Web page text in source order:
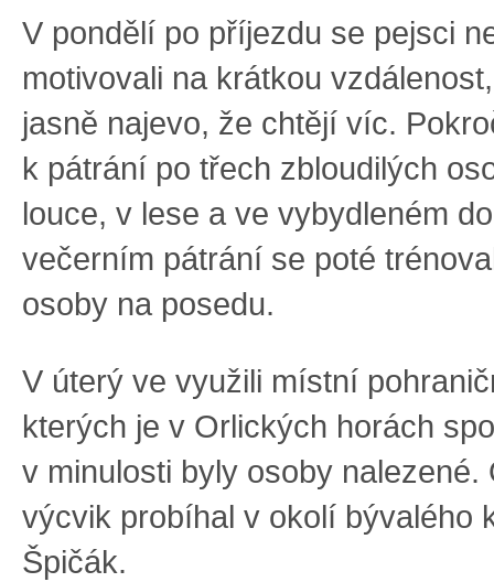
V pondělí po příjezdu se pejsci
motivovali na krátkou
jasně najevo, že chtějí víc.
k pátrání po třech zbloudilých
louce, v lese a ve vybydleném
večerním pátrání se poté
osoby na posedu.
V úterý ve využili místní
kterých je v Orlických horách
v minulosti byly osoby nalezené.
výcvik probíhal v okolí bývalého
Špičák.